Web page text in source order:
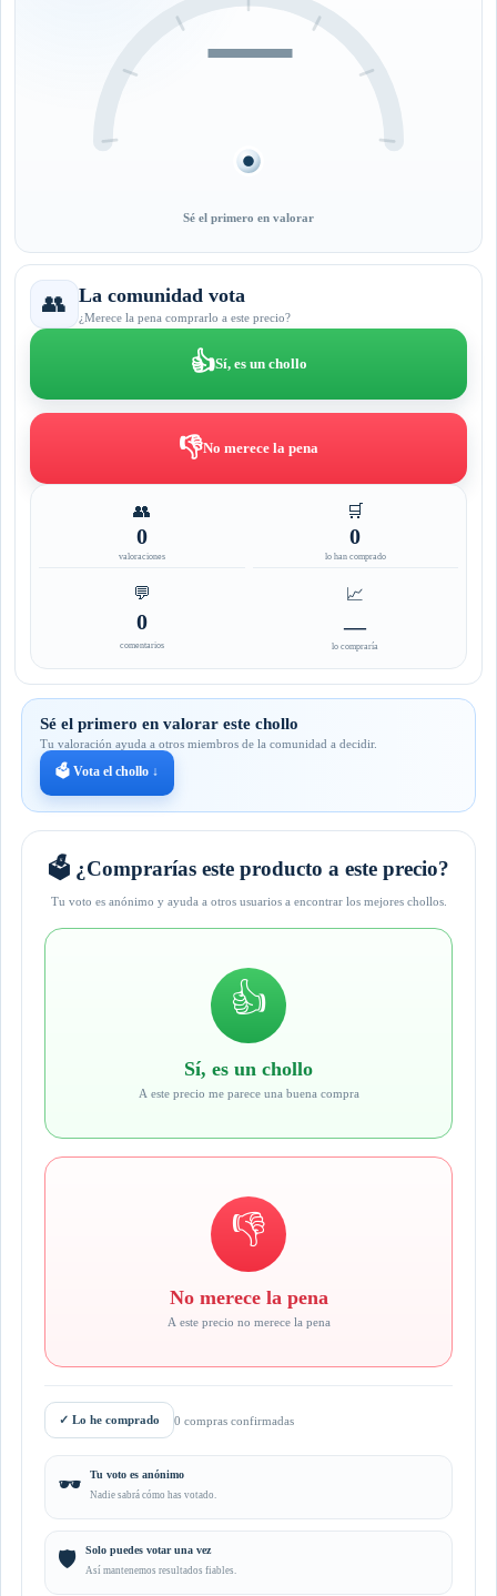
—
Sé el primero en valorar
👥 La comunidad vota
¿Merece la pena comprarlo a este precio?
👍Sí, es un chollo
👎No merece la pena
👥
0
valoraciones
🛒
0
lo han comprado
💬
0
comentarios
📈
—
lo compraría
Sé el primero en valorar este chollo
Tu valoración ayuda a otros miembros de la comunidad a decidir.
🗳️ Vota el chollo ↓
🗳️ ¿Comprarías este producto a este precio?
Tu voto es anónimo y ayuda a otros usuarios a encontrar los mejores chollos.
👍
Sí, es un chollo
A este precio me parece una buena compra
👎
No merece la pena
A este precio no merece la pena
✓ Lo he comprado 0 compras confirmadas
🕶️ Tu voto es anónimo
Nadie sabrá cómo has votado.
🛡️ Solo puedes votar una vez
Así mantenemos resultados fiables.